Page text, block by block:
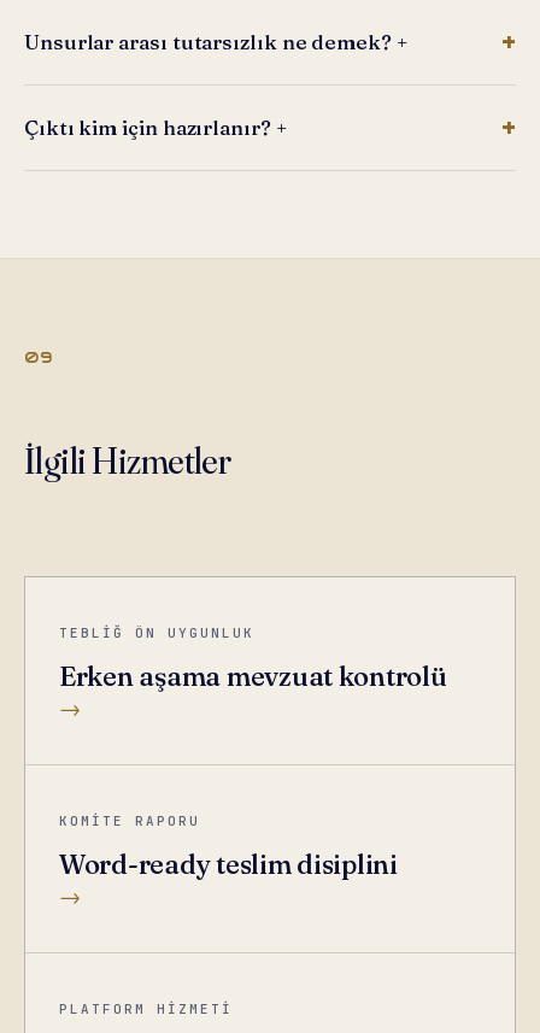
Unsurlar arası tutarsızlık ne demek? +
Çıktı kim için hazırlanır? +
09
İlgili Hizmetler
TEBLİĞ ÖN UYGUNLUK
Erken aşama mevzuat kontrolü
→
KOMİTE RAPORU
Word-ready teslim disiplini
→
PLATFORM HİZMETİ